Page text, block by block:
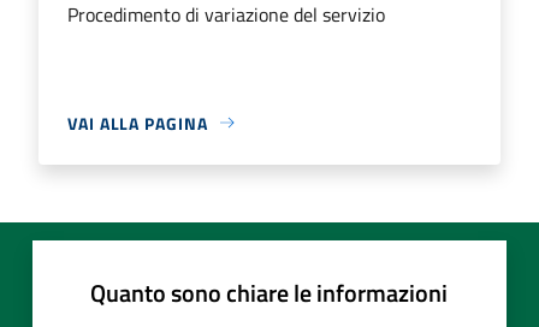
Procedimento di variazione del servizio
VAI ALLA PAGINA
Quanto sono chiare le informazioni